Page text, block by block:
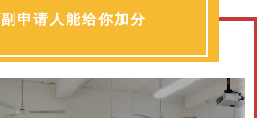
副申请人能给你加分